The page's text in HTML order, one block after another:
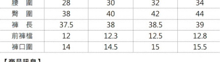
付款後7-11取貨
每筆NT$100，滿NT$988(含以上)免運費
大嘴鳥宅配通
每筆NT$100，滿NT$988(含以上)免運費